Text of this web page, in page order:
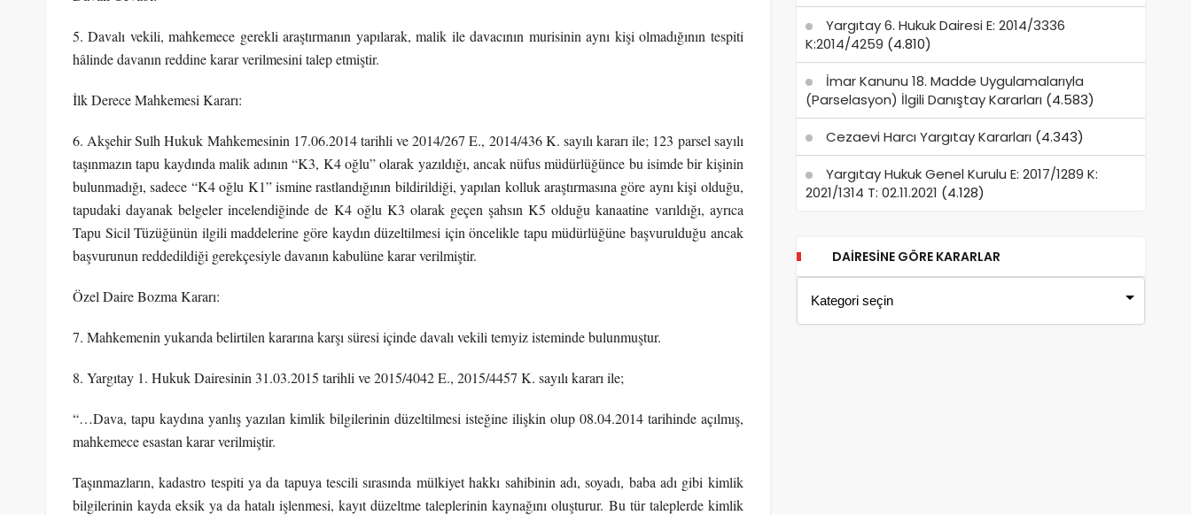
5. Davalı vekili, mahkemece gerekli araştırmanın yapılarak, malik ile davacının murisinin aynı kişi olmadığının tespiti
hâlinde davanın reddine karar verilmesini talep etmiştir.
İlk Derece Mahkemesi Kararı:
6. Akşehir Sulh Hukuk Mahkemesinin 17.06.2014 tarihli ve 2014/267 E., 2014/436 K. sayılı kararı ile; 123 parsel sayılı
taşınmazın tapu kaydında malik adının “K3, K4 oğlu” olarak yazıldığı, ancak nüfus müdürlüğünce bu isimde bir kişinin
bulunmadığı, sadece “K4 oğlu K1” ismine rastlandığının bildirildiği, yapılan kolluk araştırmasına göre aynı kişi olduğu,
tapudaki dayanak belgeler incelendiğinde de K4 oğlu K3 olarak geçen şahsın K5 olduğu kanaatine varıldığı, ayrıca
Tapu Sicil Tüzüğünün ilgili maddelerine göre kaydın düzeltilmesi için öncelikle tapu müdürlüğüne başvurulduğu ancak
başvurunun reddedildiği gerekçesiyle davanın kabulüne karar verilmiştir.
Özel Daire Bozma Kararı:
7. Mahkemenin yukarıda belirtilen kararına karşı süresi içinde davalı vekili temyiz isteminde bulunmuştur.
8. Yargıtay 1. Hukuk Dairesinin 31.03.2015 tarihli ve 2015/4042 E., 2015/4457 K. sayılı kararı ile;
“…Dava, tapu kaydına yanlış yazılan kimlik bilgilerinin düzeltilmesi isteğine ilişkin olup 08.04.2014 tarihinde açılmış,
mahkemece esastan karar verilmiştir.
Taşınmazların, kadastro tespiti ya da tapuya tescili sırasında mülkiyet hakkı sahibinin adı, soyadı, baba adı gibi kimlik
bilgilerinin kayda eksik ya da hatalı işlenmesi, kayıt düzeltme taleplerinin kaynağını oluşturur. Bu tür taleplerde kimlik
Yargıtay 6. Hukuk Dairesi E: 2014/3336
K:2014/4259 (4.810)
İmar Kanunu 18. Madde Uygulamalarıyla
(Parselasyon) İlgili Danıştay Kararları (4.583)
Cezaevi Harcı Yargıtay Kararları (4.343)
Yargıtay Hukuk Genel Kurulu E: 2017/1289 K:
2021/1314 T: 02.11.2021 (4.128)
DAIRESINE GÖRE KARARLAR